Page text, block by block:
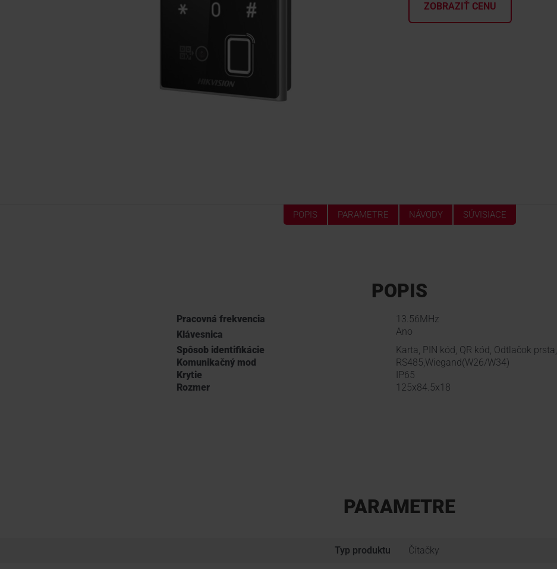
ZOBRAZIŤ CENU
POPIS PARAMETRE NÁVODY SÚVISIACE
POPIS
Pracovná frekvencia
13.56MHz
Klávesnica
Ano
Spôsob identifikácie
Karta, PIN kód, QR kód, Odtlačok prsta,
Komunikačný mod
RS485,Wiegand(W26/W34)
Krytie
IP65
Rozmer
125x84.5x18
PARAMETRE
Typ produktu Čítačky